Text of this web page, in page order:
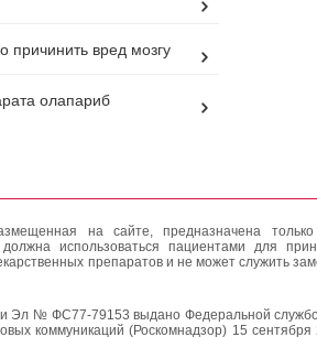
причинить вред мозгу
олапариб
на сайте, предназначена
использоваться пациентами для
препаратов и не может служить
Эл № ФС77-79153 выдано Федеральной
коммуникаций (Роскомнадзор) 15 сентября